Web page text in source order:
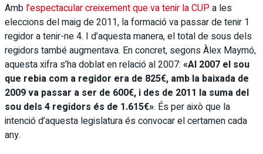
Amb l’espectacular creixement que va tenir la CUPa les
eleccions del maig de 2011, la formació va passar de tenir 1
regidor a tenir-ne 4. I d’aquesta manera, el total de sous dels
regidors també augmentava. En concret, segons Àlex Maymó,
aquesta xifra s’ha doblat en relació al 2007: «Al 2007 el sou
que rebia com a regidor era de 825€, amb la baixada de
2009 va passar a ser de 600€, i des de 2011 la suma del
sou dels 4 regidors és de 1.615€». És per això que la
intenció d’aquesta legislatura és convocar el certamen cada
any.